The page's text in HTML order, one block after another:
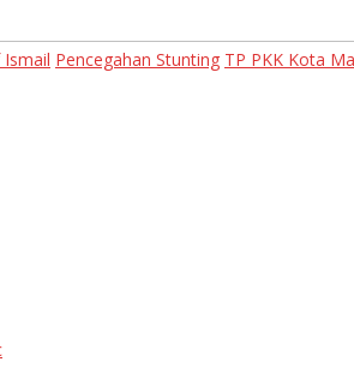
Ismail Pencegahan Stunting TP PKK Kota